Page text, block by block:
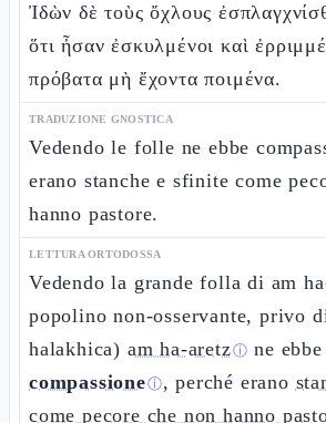
Ἰδὼν δὲ τοὺς ὄχλους
ὅτι ἦσαν ἐσκυλμένοι καὶ
πρόβατα μὴ ἔχοντα ποιμένα.
TRADUZIONE GNOSTICA
Vedendo le folle ne ebbe
erano stanche e sfinite come
hanno pastore.
LETTURA ORTODOSSA
Vedendo la grande folla di am
popolino non-osservante, privo
halakhica) am ha-aretzⓘ ne ebbe
compassioneⓘ, perché erano
come pecore che non hanno